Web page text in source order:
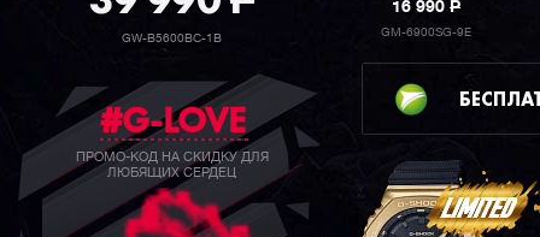
GW-B5600BC-1B
#G-LOVE
ПРОМО-КОД НА СКИДКУ ДЛЯ
ЛЮБЯЩИХ СЕРДЕЦ
16 990P
GM-6900SG-9E